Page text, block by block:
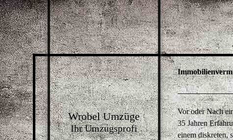
Wrobel Umzüge
Ihr Umzugsprofi
Vor oder Nach
35 Jahren
einem diskreten,